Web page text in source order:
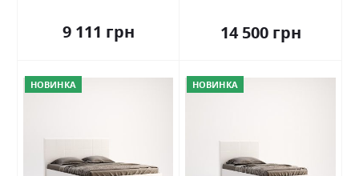
9 111 грн 14 500 грн
НОВИНКА НОВИНКА